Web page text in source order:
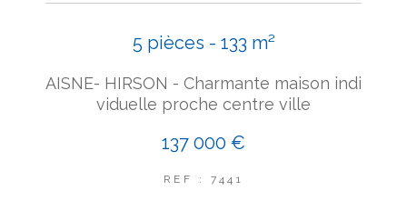
5 pièces - 133 m²
AISNE- HIRSON - Charmante maison indi
viduelle proche centre ville
137 000 €
REF : 7441